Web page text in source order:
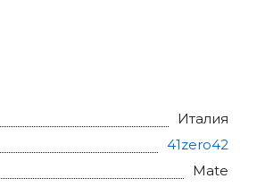
Италия
41zero42
Mate